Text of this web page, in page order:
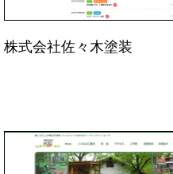
株式会社佐々木塗装